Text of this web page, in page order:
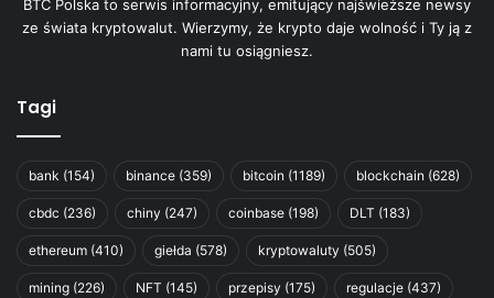
BTC Polska to serwis informacyjny, emitujący najświeższe newsy
ze świata kryptowalut. Wierzymy, że krypto daje wolność i Ty ją z
nami tu osiągniesz.
Tagi
bank (154) binance (359) bitcoin (1189) blockchain (628)
cbdc (236) chiny (247) coinbase (198) DLT (183)
ethereum (410) giełda (578) kryptowaluty (505)
mining (226) NFT (145) przepisy (175) regulacje (437)